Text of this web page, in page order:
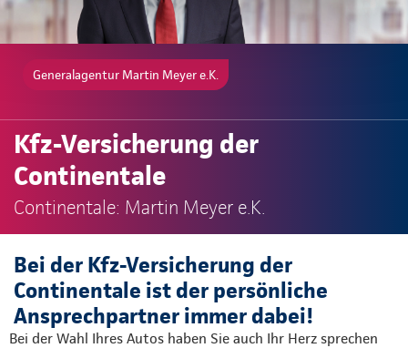
Generalagentur Martin Meyer e.K.
Kfz-Versicherung der
Continentale
Continentale: Martin Meyer e.K.
Bei der Kfz-Versicherung der
Continentale ist der persönliche
Ansprechpartner immer dabei!
Bei der Wahl Ihres Autos haben Sie auch Ihr Herz sprechen